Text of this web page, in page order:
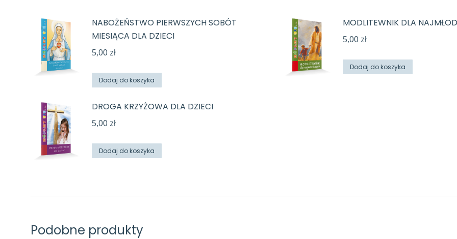
NABOŻEŃSTWO PIERWSZYCH SOBÓT
MIESIĄCA DLA DZIECI
5,00 zł
Dodaj do koszyka
MODLITEWNIK DLA
5,00 zł
Dodaj do koszyka
DROGA KRZYŻOWA DLA DZIECI
5,00 zł
Dodaj do koszyka
Podobne produkty